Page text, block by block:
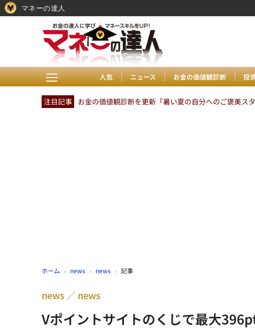
人気 ニュース お金の価値観診断 投
注目記事 お金の価値観診断を更新「暑い夏の自分へのご褒美ス
ホーム › news › news › 記事
Vポイントサイトのくじで最大
news news
マネーの達人